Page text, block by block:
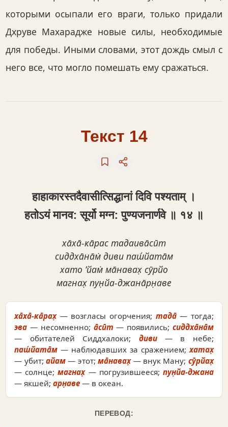
которыми осыпали его враги, только придали
Дхруве Махарадже новые силы, необходимые
для победы. Иными словами, этот дождь смыл с
него все, что могло помешать ему сражаться.
Текст 14
हाहाकारस्तदैवासीत्सिद्धानां दिवि पश्यताम् ।
हतोऽयं मानव: सूर्यो मग्न: पुण्यजनार्णवे ॥ १४ ॥
ха̄ха̄-ка̄рас тадаива̄сӣт
сиддха̄на̄м̇ диви паш́йата̄м
хато ’йам̇ ма̄навах̣ сӯрйо
магнах̣ пун̣йа-джана̄рн̣аве
ха̄ха̄-ка̄рах̣— возгласы огорчения; тада̄— тогда;
эва — несомненно; а̄сӣт — появились; сиддха̄на̄м
— обитателей Сиддхалоки; диви— в небе;
паш́йата̄м — наблюдавших за сражением;хатах̣
— убит;айам — этот;ма̄навах̣— внук Ману; сӯрйах̣
— солнце;магнах̣— погрузившееся; пун̣йа-джана
— якшей;арн̣аве — в океан.
ПЕРЕВОД: